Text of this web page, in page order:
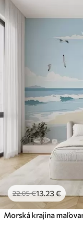
22.05€13 .23€